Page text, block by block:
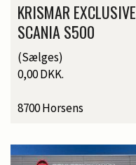
KRISMAR EXCLUSIVE
SCANIA S500
(Sælges)
0,00 DKK.
8700 Horsens